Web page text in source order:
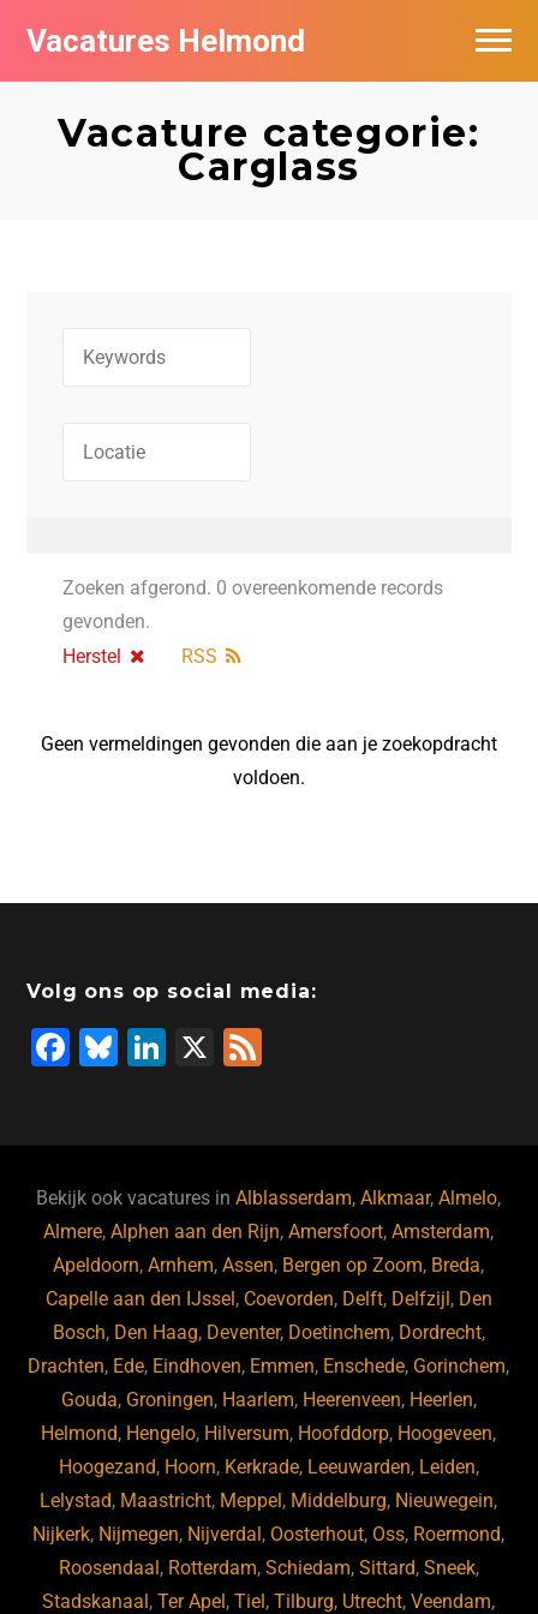
Vacatures Helmond
Vacature categorie:
Carglass
Zoeken afgerond. 0 overeenkomende records
gevonden.
Herstel
RSS
Geen vermeldingen gevonden die aan je zoekopdracht
voldoen.
Volg ons op social media:
F
b
o
o
k
Bl
ky
Li
dI
n
X
Bekijk ook vacatures inAlblasserdam,Alkmaar,Almelo,
Almere,Alphen aan den Rijn,Amersfoort,Amsterdam,
Apeldoorn,Arnhem,Assen, Bergen op Zoom, Breda,
Capelle aan den IJssel , Coevorden, Delft, Delfzijl , Den
Bosch, Den Haag, Deventer, Doetinchem, Dordrecht,
Drachten, Ede, Eindhoven, Emmen, Enschede, Gorinchem,
Gouda, Groningen, Haarlem, Heerenveen, Heerlen,
Helmond, Hengelo, Hilversum, Hoofddorp, Hoogeveen,
Hoogezand, Hoorn, Kerkrade, Leeuwarden, Leiden,
Lelystad, Maastricht, Meppel , Middelburg, Nieuwegein,
Nijkerk, Nijmegen, Nijverdal , Oosterhout, Oss, Roermond,
Roosendaal , Rotterdam, Schiedam, Sittard, Sneek,
Stadskanaal ,Ter Apel ,Tiel ,Tilburg, Utrecht,Veendam,
Vacatures bij bedrijven in Helmond
De populairste vacatures in Helmond